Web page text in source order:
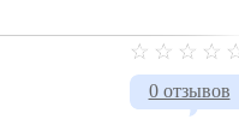
0 отзывов